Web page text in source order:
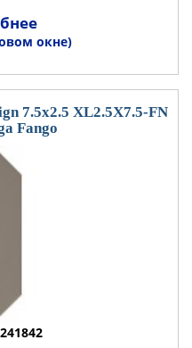
окне)
7.5x2.5 XL2.5X7.5-FN
Fango
241842